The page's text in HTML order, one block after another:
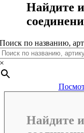
Найдите
Поиск по названию,
×
Найдите